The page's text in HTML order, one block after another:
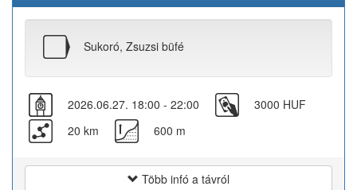
Sukoró, Zsuzsi büfé
2026.06.27. 18:00 - 22:00
3000 HUF
20 km
600 m
Több infó a távról